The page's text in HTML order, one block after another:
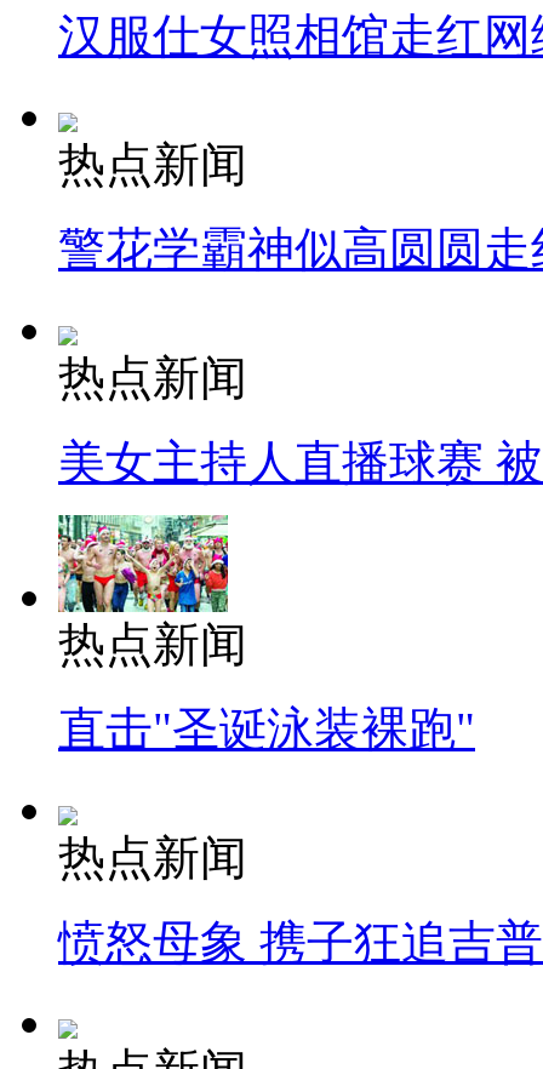
汉服仕女照相馆走红网
热点新闻
警花学霸神似高圆圆走
热点新闻
美女主持人直播球赛
热点新闻
直击"圣诞泳装裸跑"
热点新闻
愤怒母象 携子狂追吉